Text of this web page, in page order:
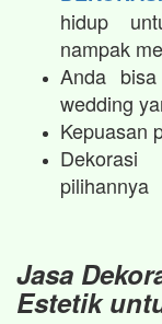
hidup
nampak
Anda
wedding
Kepuasan
pilihannya
Jasa
Estetik